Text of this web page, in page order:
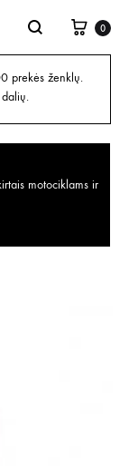
0
prekės ženklų.
motociklams ir